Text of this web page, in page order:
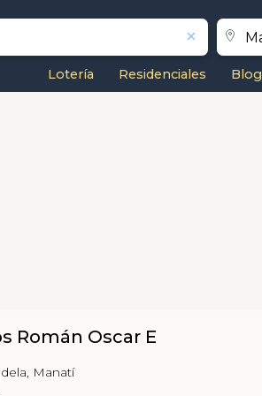
Lotería Residenciales Blog
Román Oscar E
Manatí